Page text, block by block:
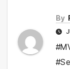
By